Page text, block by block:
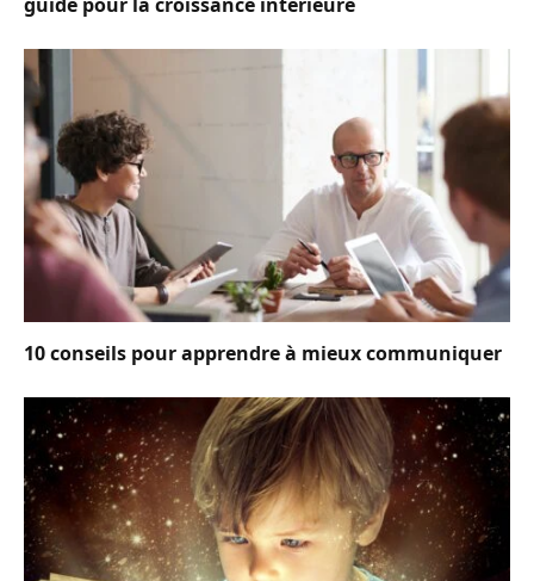
10 conseils pour apprendre à mieux communiquer